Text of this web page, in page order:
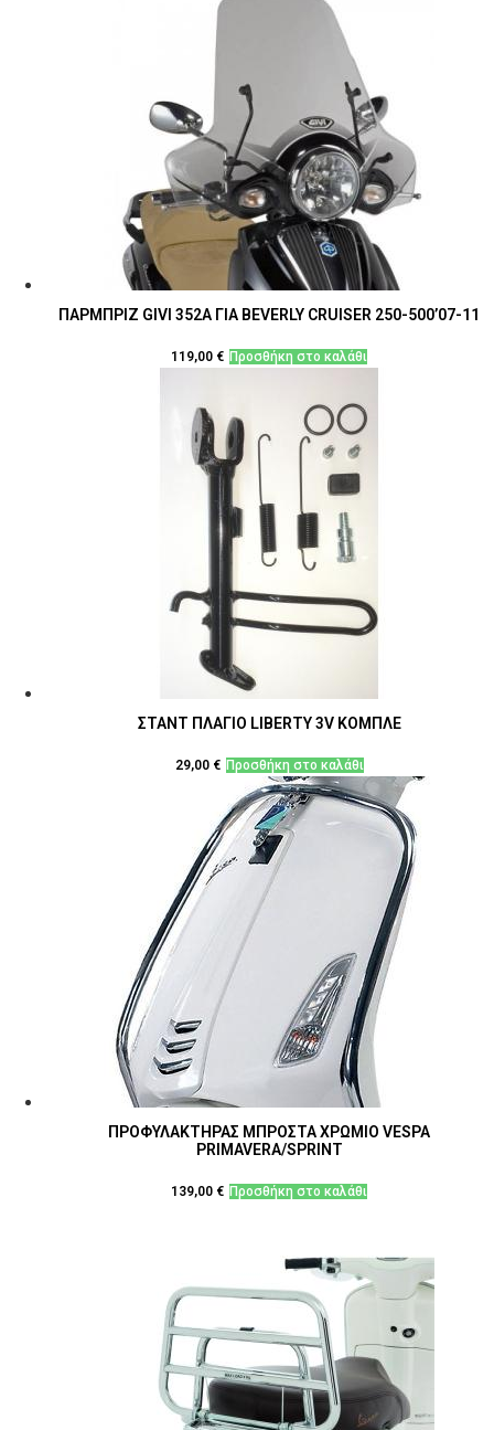
ΠΑΡΜΠΡΙΖ GIVI 352Α ΓΙΑ BEVERLY CRUISER 250-500’07-11
119,00 € Προσθήκη στο καλάθι
ΣΤΑΝΤ ΠΛΑΓΙΟ LIBERTY 3V ΚΟΜΠΛΕ
29,00 € Προσθήκη στο καλάθι
ΠΡΟΦΥΛΑΚΤΗΡΑΣ ΜΠΡΟΣΤΑ ΧΡΩΜΙΟ VESPA
PRIMAVERA/SPRINT
139,00 € Προσθήκη στο καλάθι